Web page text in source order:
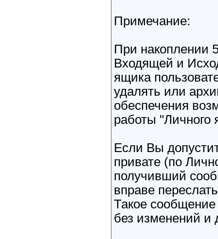
Примечание:
При накоплении
Входящей и
ящика
удалять или
обеспечения
работы "Личного
Если Вы
привате (по
получивший
вправе
Такое
без изменений и